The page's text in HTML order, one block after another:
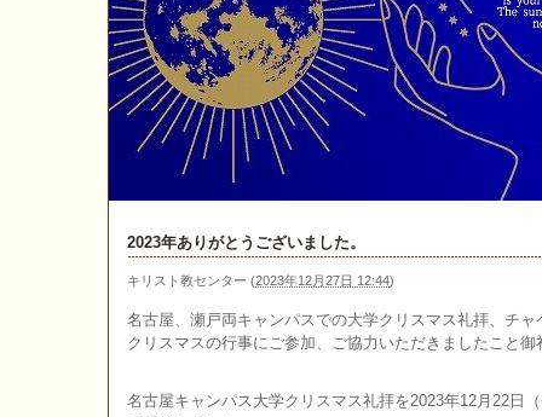
2023年ありがとうございました。
キリスト教センター (2023年12月27日 12:44)
名古屋、瀬戸両キャンパスでの大学クリスマス礼拝、チ
クリスマスの行事にご参加、ご協力いただきましたこと御
名古屋キャンパス大学クリスマス礼拝を2023年12月22日